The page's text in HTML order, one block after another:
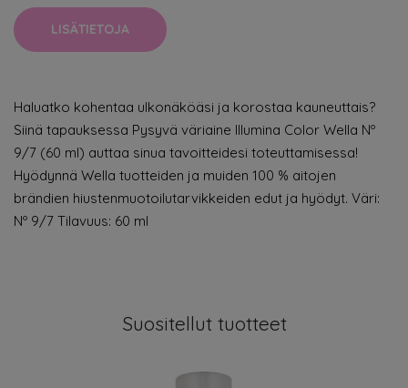
LISÄTIETOJA
Haluatko kohentaa ulkonäköäsi ja korostaa kauneuttais?
Siinä tapauksessa Pysyvä väriaine Illumina Color Wella Nº
9/7 (60 ml) auttaa sinua tavoitteidesi toteuttamisessa!
Hyödynnä Wella tuotteiden ja muiden 100 % aitojen
brändien hiustenmuotoilutarvikkeiden edut ja hyödyt. Väri:
Nº 9/7 Tilavuus: 60 ml
Suositellut tuotteet